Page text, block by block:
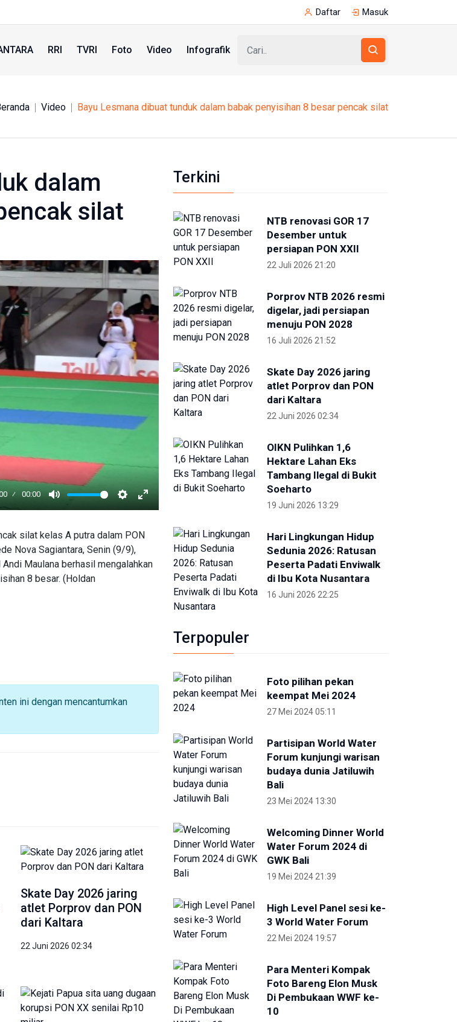
Daftar Masuk
RRI TVRI Foto Video Infografik
Video Bayu Lesmana dibuat tunduk dalam babak penyisihan 8 besar pencak silat
dalam
silat
00:00
Mute Settings
Enter
fullscreen
silat kelas A putra dalam PON
Nova Sagiantara, Senin (9/9),
Maulana berhasil mengalahkan
8 besar. (Holdan
ini dengan mencantumkan
Skate Day 2026 jaring
atlet Porprov dan PON
dari Kaltara
22 Juni 2026 02:34
Terkini
NTB renovasi GOR 17
Desember untuk
persiapan PON XXII
22 Juli 2026 21:20
Porprov NTB 2026 resmi
digelar, jadi persiapan
menuju PON 2028
16 Juli 2026 21:52
Skate Day 2026 jaring
atlet Porprov dan PON
dari Kaltara
22 Juni 2026 02:34
OIKN Pulihkan 1,6
Hektare Lahan Eks
Tambang Ilegal di Bukit
Soeharto
19 Juni 2026 13:29
Hari Lingkungan Hidup
Sedunia 2026: Ratusan
Peserta Padati Enviwalk
di Ibu Kota Nusantara
16 Juni 2026 22:25
Terpopuler
Foto pilihan pekan
keempat Mei 2024
27 Mei 2024 05:11
Partisipan World Water
Forum kunjungi warisan
budaya dunia Jatiluwih
Bali
23 Mei 2024 13:30
Welcoming Dinner World
Water Forum 2024 di
GWK Bali
19 Mei 2024 21:39
High Level Panel sesi ke-
3 World Water Forum
22 Mei 2024 19:57
Para Menteri Kompak
Foto Bareng Elon Musk
Di Pembukaan WWF ke-
10